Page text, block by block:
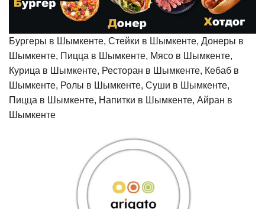
Бургеры в Шымкенте, Стейки в Шымкенте, Донеры в
Шымкенте, Пицца в Шымкенте, Мясо в Шымкенте,
Курица в Шымкенте, Ресторан в Шымкенте, Кебаб в
Шымкенте, Ролы в Шымкенте, Суши в Шымкенте,
Пицца в Шымкенте, Напитки в Шымкенте, Айран в
Шымкенте